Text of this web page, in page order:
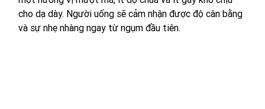
cho dạ dày. Người uống sẽ cảm nhận được độ cân bằng
và sự nhẹ nhàng ngay từ ngụm đầu tiên.